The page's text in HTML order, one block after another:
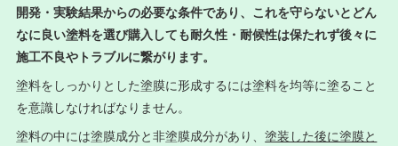
開発・実験結果からの必要な条件であり、これを守らないとどん
なに良い塗料を選び購入しても耐久性・耐候性は保たれず後々に
施工不良やトラブルに繋がります。
塗料をしっかりとした塗膜に形成するには塗料を均等に塗ること
を意識しなければなりません。
塗料の中には塗膜成分と非塗膜成分があり、塗装した後に塗膜と